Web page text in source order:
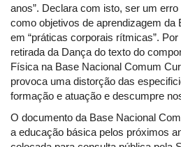
anos”. Declara com isto, ser um
como objetivos de aprendizagem da
em “práticas corporais rítmicas”.
retirada da Dança do texto do
Física na Base Nacional Comum
provoca uma distorção das
formação e atuação e descumpre
O documento da Base Nacional
a educação básica pelos próximos